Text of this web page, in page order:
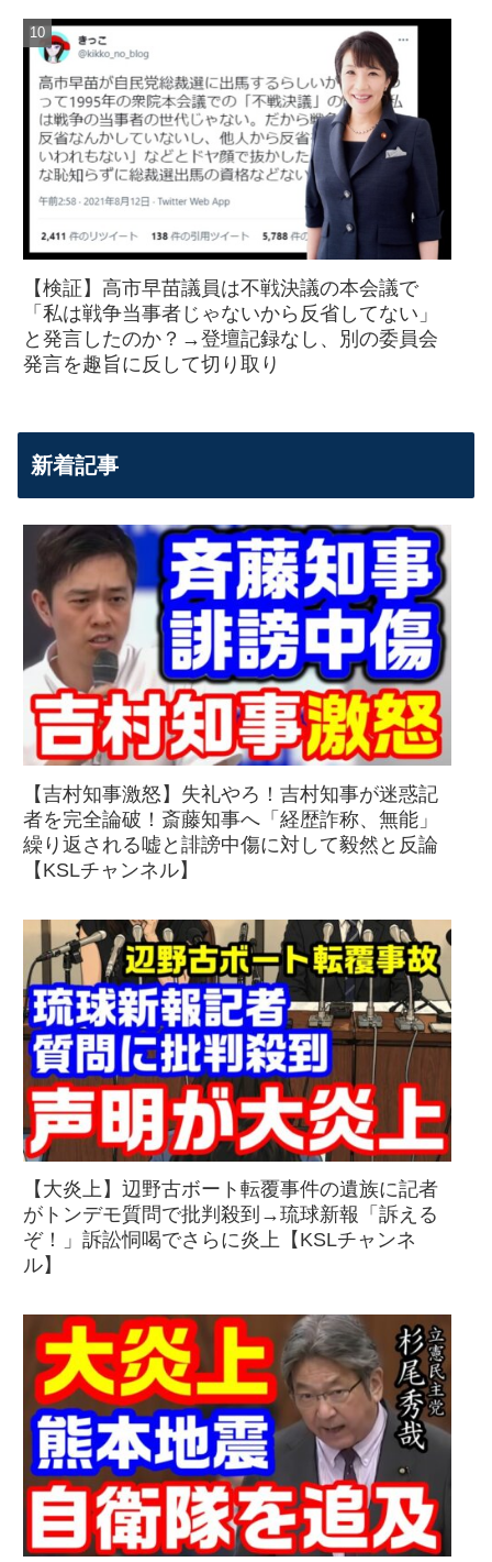
【検証】高市早苗議員は不戦決議の本会議で
「私は戦争当事者じゃないから反省してない」
と発言したのか？→登壇記録なし、別の委員会
発言を趣旨に反して切り取り
新着記事
【吉村知事激怒】失礼やろ！吉村知事が迷惑記
者を完全論破！斎藤知事へ「経歴詐称、無能」
繰り返される嘘と誹謗中傷に対して毅然と反論
【KSLチャンネル】
【大炎上】辺野古ボート転覆事件の遺族に記者
がトンデモ質問で批判殺到→琉球新報「訴える
ぞ！」訴訟恫喝でさらに炎上【KSLチャンネ
ル】